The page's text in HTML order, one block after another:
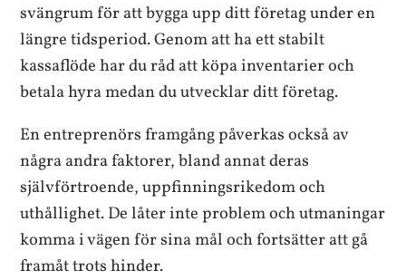
svängrum för att bygga upp ditt företag under en
längre tidsperiod. Genom att ha ett stabilt
kassaflöde har du råd att köpa inventarier och
betala hyra medan du utvecklar ditt företag.
En entreprenörs framgång påverkas också av
några andra faktorer, bland annat deras
självförtroende, uppfinningsrikedom och
uthållighet. De låter inte problem och utmaningar
komma i vägen för sina mål och fortsätter att gå
framåt trots hinder.